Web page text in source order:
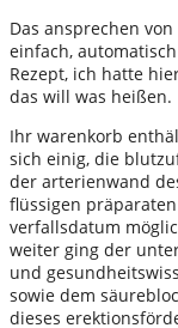
Das ansprechen
einfach,
Rezept, ich hatte
das will was heißen.
Ihr warenkorb
sich einig, die
der arterienwand
flüssigen
verfallsdatum
weiter ging der
und
sowie dem
dieses